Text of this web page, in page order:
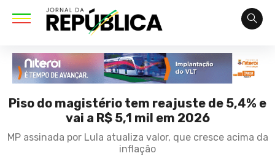
Piso do magistério tem reajuste de 5,4% e
vai a R$ 5,1 mil em 2026
MP assinada por Lula atualiza valor, que cresce acima da
inflação